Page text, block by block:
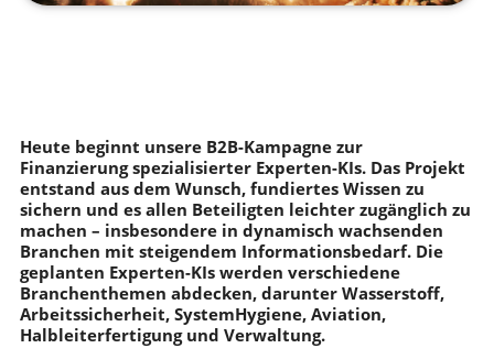
Heute beginnt unsere B2B-Kampagne zur
Finanzierung spezialisierter Experten-KIs. Das Projekt
entstand aus dem Wunsch, fundiertes Wissen zu
sichern und es allen Beteiligten leichter zugänglich zu
machen – insbesondere in dynamisch wachsenden
Branchen mit steigendem Informationsbedarf. Die
geplanten Experten-KIs werden verschiedene
Branchenthemen abdecken, darunter Wasserstoff,
Arbeitssicherheit, SystemHygiene, Aviation,
Halbleiterfertigung und Verwaltung.